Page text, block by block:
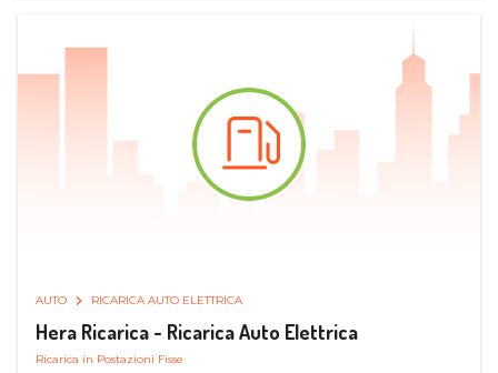
AUTO RICARICA AUTO ELETTRICA
Hera Ricarica - Ricarica Auto Elettrica
Ricarica in Postazioni Fisse